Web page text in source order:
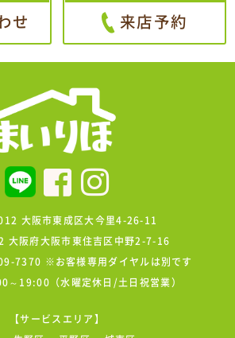
せ 来店予約
大阪市東成区大今里4-26-11
大阪府大阪市東住吉区中野2-7-16
7370 ※お客様専用ダイヤルは別です
～19:00（水曜定休日/土日祝営業）
【サービスエリア】